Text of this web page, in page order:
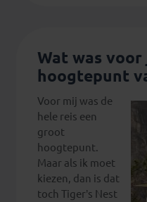
Wat was
hoogtepunt
Voor mij was de
hele reis een
groot
hoogtepunt.
Maar als ik moet
kiezen, dan is dat
toch Tiger’s Nest